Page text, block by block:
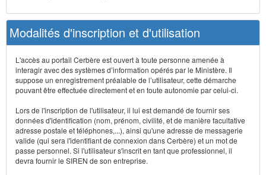
Modalités d'inscription et d'utilisation
L'accès au portail Cerbère est ouvert à toute personne amenée à
interagir avec des systèmes d’information opérés par le Ministère. Il
suppose un enregistrement préalable de l’utilisateur, cette démarche
pouvant être effectuée directement et en toute autonomie par celui-ci.
Lors de l'inscription de l'utilisateur, il lui est demandé de fournir ses
données d'identification (nom, prénom, civilité, et de manière facultative
adresse postale et téléphones,...), ainsi qu'une adresse de messagerie
valide (qui sera l'identifiant de connexion dans Cerbère) et un mot de
passe personnel. Si l'utilisateur s'inscrit en tant que professionnel, il
devra fournir le SIREN de son entreprise.